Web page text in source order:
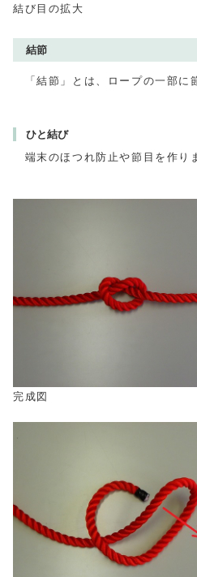
結び目の拡大
結節
「結節」とは、ロープの一部に
ひと結び
端末のほつれ防止や節目を作り
完成図